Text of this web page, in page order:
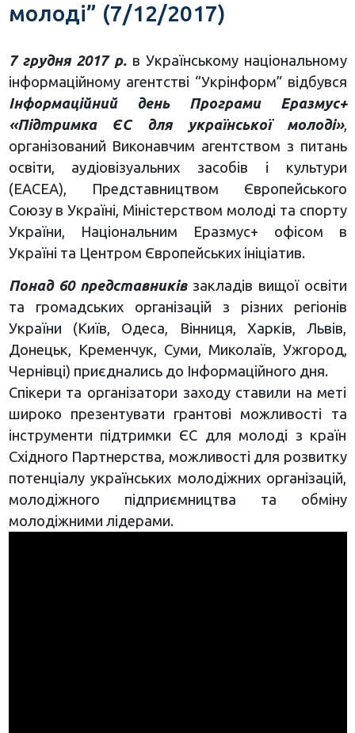
молоді” (7/12/2017)
7 грудня 2017 р.в Українському національному
інформаційному агентстві “Укрінформ” відбувся
Інформаційний день Програми Еразмус+
«Підтримка ЄС для української молоді»,
організований Виконавчим агентством з питань
освіти, аудіовізуальних засобів і культури
(ЕАСЕА), Представництвом Європейського
Союзу в Україні, Міністерством молоді та спорту
України, Національним Еразмус+ офісом в
Україні та Центром Європейських ініціатив.
Понад 60 представниківзакладів вищої освіти
та громадських організацій з різних регіонів
України (Київ, Одеса, Вінниця, Харків, Львів,
Донецьк, Кременчук, Суми, Миколаїв, Ужгород,
Чернівці) приєднались до Інформаційного дня.
Спікери та організатори заходу ставили на меті
широко презентувати грантові можливості та
інструменти підтримки ЄС для молоді з країн
Східного Партнерства, можливості для розвитку
потенціалу українських молодіжних організацій,
молодіжного підприємництва та обміну
молодіжними лідерами.